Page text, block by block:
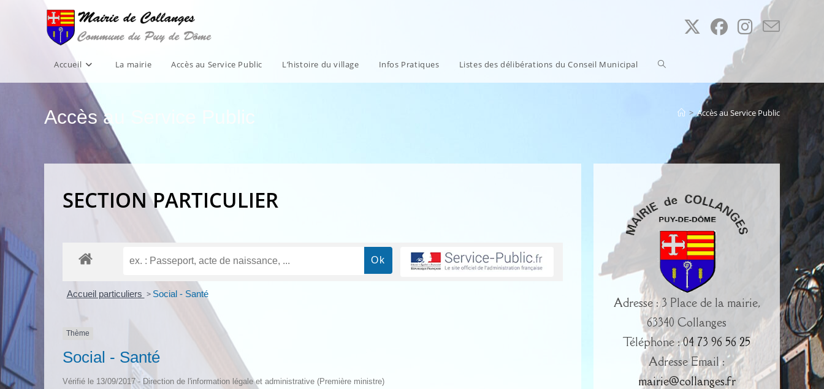
Accueil La mairie Accès au Service Public L’histoire du village Infos Pratiques Listes des délibérations du Conseil Municipal Toggle
search
Accès au Service Public > Accès au Service Public
SECTION PARTICULIER
Accueil particuliers > Social - Santé
Thème
Social - Santé
Vérifié le 13/09/2017 - Direction de l'information légale et administrative (Première ministre)
Adresse : 3 Place de la mairie,
63340 Collanges
Téléphone :04 73 96 56 25
Adresse Email :
mairie@collanges.fr